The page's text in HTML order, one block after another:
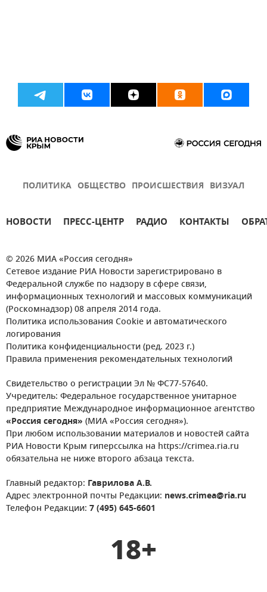
ПОЛИТИКА ОБЩЕСТВО ПРОИСШЕСТВИЯ ВИЗУАЛ
НОВОСТИ ПРЕСС-ЦЕНТР РАДИО КОНТАКТЫ
© 2026 МИА «Россия сегодня»
Сетевое издание РИА Новости зарегистрировано в
Федеральной службе по надзору в сфере связи,
информационных технологий и массовых коммуникаций
(Роскомнадзор) 08 апреля 2014 года.
Политика использования Cookie и автоматического
логирования
Политика конфиденциальности (ред. 2023 г.)
Правила применения рекомендательных технологий
Свидетельство о регистрации Эл № ФС77-57640.
Учредитель: Федеральное государственное унитарное
предприятие Международное информационное агентство
«Россия сегодня» (МИА «Россия сегодня»).
При любом использовании материалов и новостей сайта
РИА Новости Крым гиперссылка на https://crimea.ria.ru
обязательна не ниже второго абзаца текста.
Главный редактор: Гаврилова А.В.
Адрес электронной почты Редакции: news.crimea@ria.ru
Телефон Редакции: 7 (495) 645-6601
18+